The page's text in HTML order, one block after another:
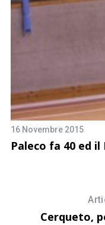
16 Novembre 2015
Paleco fa 40 ed
Cerqueto,